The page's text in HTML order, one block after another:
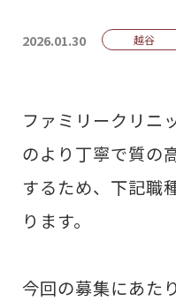
2026.01.30 越谷
ファミリークリニ
のより丁寧で質の
するため、下記職
ります。
今回の募集にあた